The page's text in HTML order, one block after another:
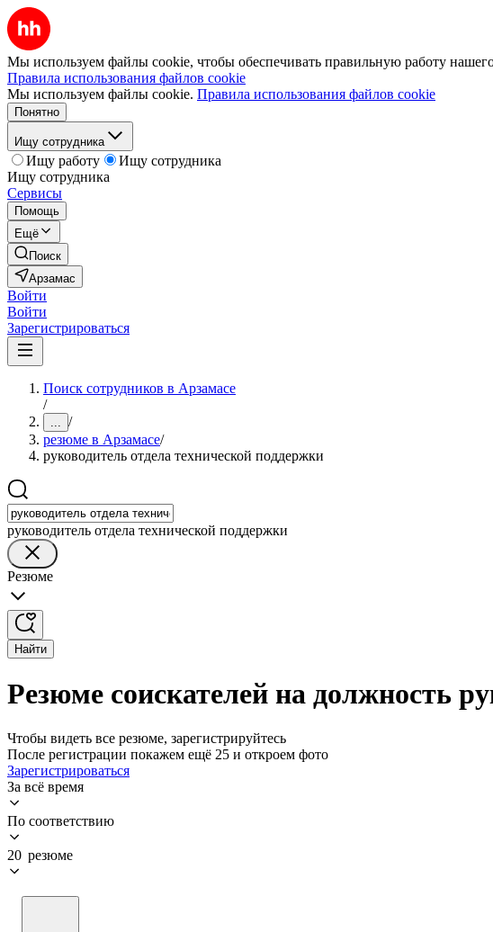
Мы используем файлы cookie, чтобы обеспечивать правильную работу нашего
Правила использования файлов cookie
Мы используем файлы cookie. Правила использования файлов cookie
Понятно
Ищу сотрудника
Ищу работу
Ищу сотрудника
Ищу сотрудника
Сервисы
Помощь
Ещё
Поиск
Арзамас
Войти
Войти
Зарегистрироваться
Поиск сотрудников в Арзамасе
/
... /
резюме в Арзамасе/
руководитель отдела технической поддержки
руководитель отдела технической поддержки
Резюме
Найти
Резюме соискателей на должность
Чтобы видеть все резюме, зарегистрируйтесь
После регистрации покажем ещё 25 и откроем фото
Зарегистрироваться
За всё время
По соответствию
20 резюме